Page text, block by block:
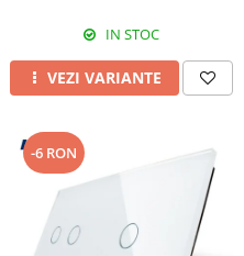
IN STOC
VEZI VARIANTE
-6 RON